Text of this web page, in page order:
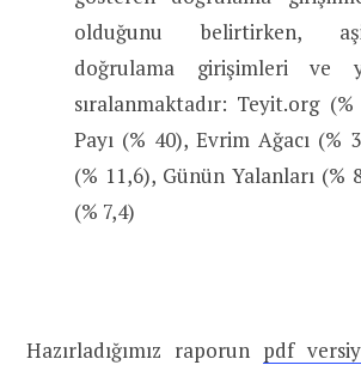
olduğunu belirtirken,
doğrulama girişimleri ve
sıralanmaktadır: Teyit.org
Payı (% 40), Evrim Ağacı (%
(% 11,6), Günün Yalanları (%
(% 7,4)
Hazırladığımız raporun pdf